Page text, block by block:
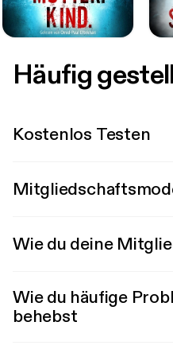
Häufig
Kostenlos Testen
Wie du deine
Wie du häufige
behebst